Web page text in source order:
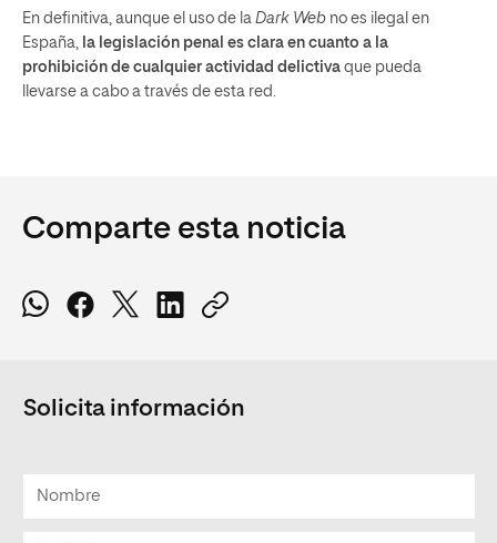
En definitiva, aunque el uso de la Dark Web no es ilegal en
España, la legislación penal es clara en cuanto a la
prohibición de cualquier actividad delictiva que pueda
llevarse a cabo a través de esta red.
Comparte esta noticia
Solicita información